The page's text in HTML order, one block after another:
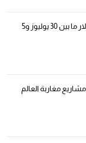
الدرهم يرتفع بـ 0,8 في المائة مقابل الدولار ما بين 30 يوليوز و5
مشاريع مغاربة العالم